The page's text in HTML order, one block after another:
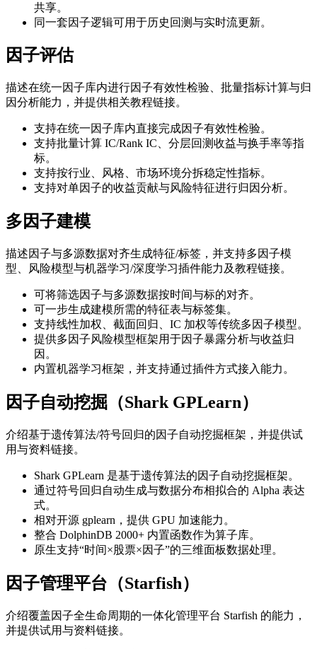
共享。
同一套因子逻辑可用于历史回测与实时流更新。
因子评估
描述在统一因子库内进行因子有效性检验、批量指标计算与归
因分析能力，并提供相关教程链接。
支持在统一因子库内直接完成因子有效性检验。
支持批量计算 IC/Rank IC、分层回测收益与换手率等指
标。
支持按行业、风格、市场环境分拆稳定性指标。
支持对单因子的收益贡献与风险特征进行归因分析。
多因子建模
描述因子与多源数据对齐生成特征/标签，并支持多因子模
型、风险模型与机器学习/深度学习插件能力及教程链接。
可将筛选因子与多源数据按时间与标的对齐。
可一步生成建模所需的特征表与标签集。
支持线性加权、截面回归、IC 加权等传统多因子模型。
提供多因子风险模型框架用于因子暴露分析与收益归
因。
内置机器学习框架，并支持通过插件方式接入能力。
因子自动挖掘（Shark GPLearn）
介绍基于遗传算法/符号回归的因子自动挖掘框架，并提供试
用与资料链接。
Shark GPLearn 是基于遗传算法的因子自动挖掘框架。
通过符号回归自动生成与数据分布相拟合的 Alpha 表达
式。
相对开源 gplearn，提供 GPU 加速能力。
整合 DolphinDB 2000+ 内置函数作为算子库。
原生支持“时间×股票×因子”的三维面板数据处理。
因子管理平台（Starfish）
介绍覆盖因子全生命周期的一体化管理平台 Starfish 的能力，
并提供试用与资料链接。